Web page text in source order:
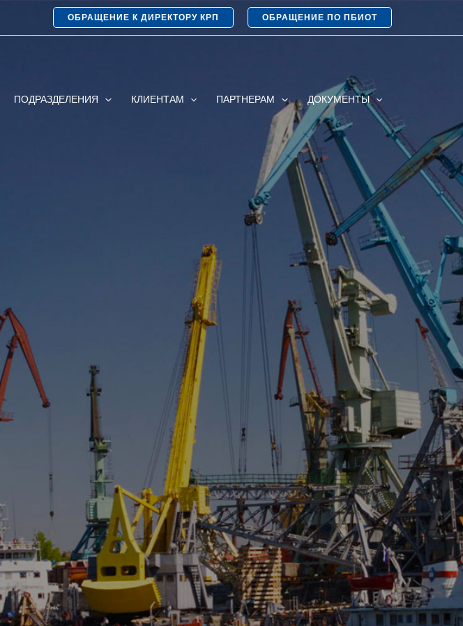
ОБРАЩЕНИЕ К ДИРЕКТОРУ КРП ОБРАЩЕНИЕ ПО ПБИОТ
ПОДРАЗДЕЛЕНИЯ КЛИЕНТАМ ПАРТНЕРАМ ДОКУМЕНТЫ